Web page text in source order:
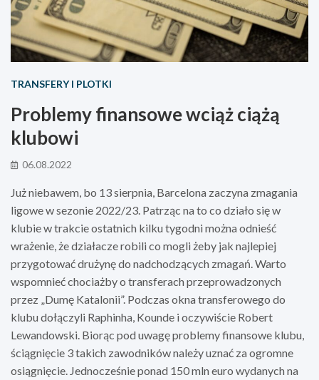
TRANSFERY I PLOTKI
Problemy finansowe wciąż ciążą
klubowi
06.08.2022
Już niebawem, bo 13 sierpnia, Barcelona zaczyna zmagania
ligowe w sezonie 2022/23. Patrząc na to co działo się w
klubie w trakcie ostatnich kilku tygodni można odnieść
wrażenie, że działacze robili co mogli żeby jak najlepiej
przygotować drużynę do nadchodzących zmagań. Warto
wspomnieć chociażby o transferach przeprowadzonych
przez „Dumę Katalonii”. Podczas okna transferowego do
klubu dołączyli Raphinha, Kounde i oczywiście Robert
Lewandowski. Biorąc pod uwagę problemy finansowe klubu,
ściągnięcie 3 takich zawodników należy uznać za ogromne
osiągnięcie. Jednocześnie ponad 150 mln euro wydanych na